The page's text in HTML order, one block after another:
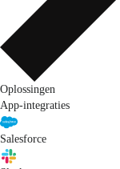
Oplossingen
App-integraties
Salesforce